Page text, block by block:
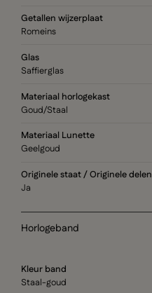
Getallen wijzerplaat
Romeins
Glas
Saffierglas
Materiaal horlogekast
Goud/Staal
Materiaal Lunette
Geelgoud
Originele staat / Originele delen
Ja
Horlogeband
Kleur band
Staal-goud